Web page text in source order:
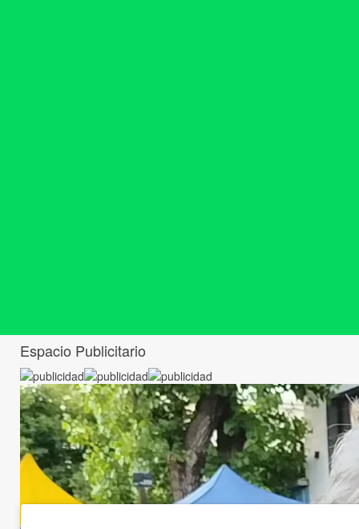
Espacio Publicitario